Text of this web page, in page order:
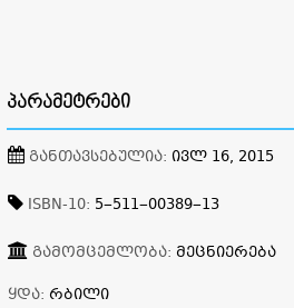
ᲞᲐᲠᲐᲛᲔᲢᲠᲔᲑᲘ
ᲒᲐᲜᲗᲐᲕᲡᲔᲑᲣᲚᲘᲐ: ᲘᲕᲚ 16, 2015
ISBN-10: 5–511–00389–13
ᲒᲐᲛᲝᲛᲪᲔᲛᲚᲝᲑᲐ: ᲛᲔᲪᲜᲘᲔᲠᲔᲑᲐ
ᲧᲓᲐ: ᲠᲑᲘᲚᲘ